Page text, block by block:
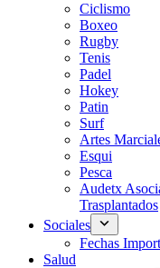
Ciclismo
Boxeo
Rugby
Tenis
Padel
Hokey
Patin
Surf
Artes
Esqui
Pesca
Audetx
Trasplantados
Sociales
Fechas
Salud